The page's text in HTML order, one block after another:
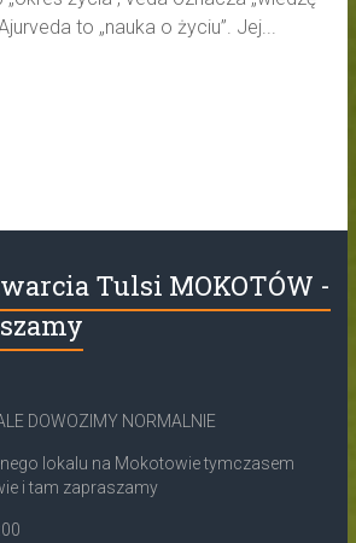
to „nauka o życiu”. Jej...
Tulsi MOKOTÓW -
DOWOZIMY NORMALNIE
lokalu na Mokotowie tymczasem
i tam zapraszamy